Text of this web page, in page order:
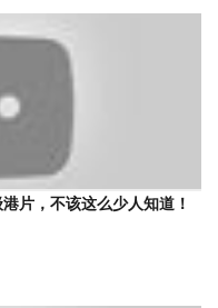
片，不该这么少人知道！